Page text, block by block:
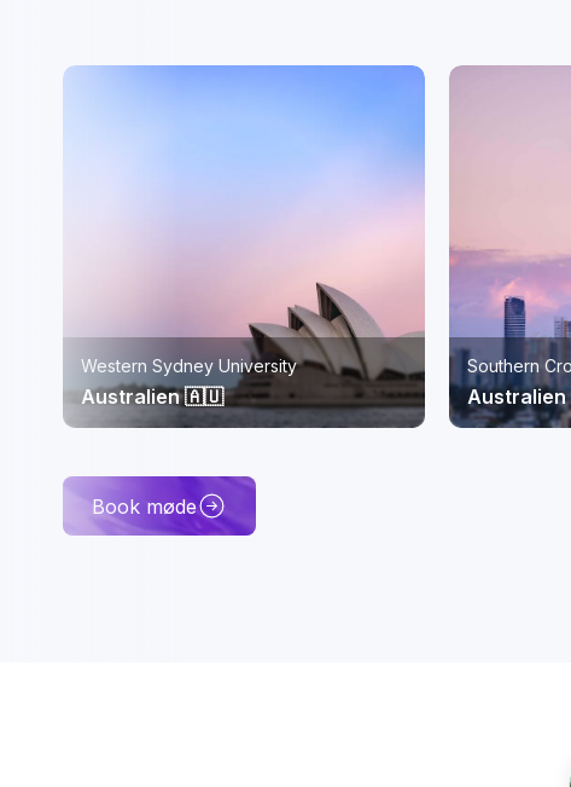
Southern Cross University, Gold Coast
Australien 🇦🇺
ISC Paris
Frankrig
Book møde